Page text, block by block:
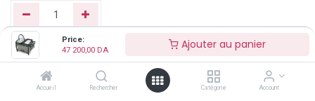
Price:
47 200,00 DA Ajouter au panier
Accueil Rechercher Catégorie Account
Ajouter au panier